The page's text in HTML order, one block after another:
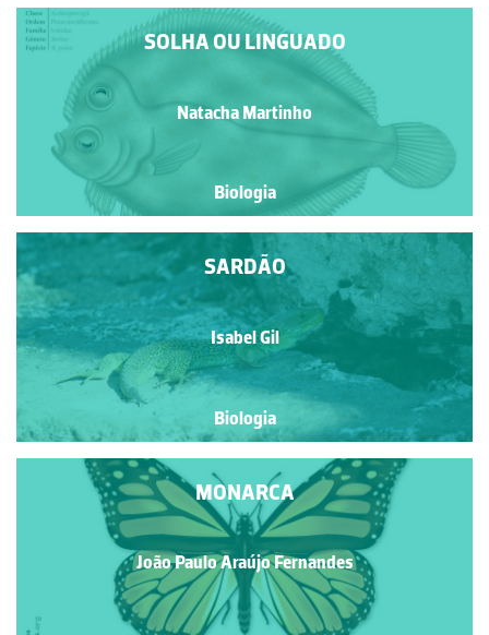
SOLHA OU LINGUADO
Natacha Martinho
Biologia
SARDÃO
Isabel Gil
Biologia
MONARCA
João Paulo Araújo Fernandes